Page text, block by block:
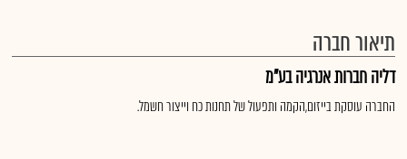
תיאור חברה
דליה חברות אנרגיה בע"מ
החברה עוסקת בייזום,הקמה ותפעול של תחנות כח וייצור חשמל.